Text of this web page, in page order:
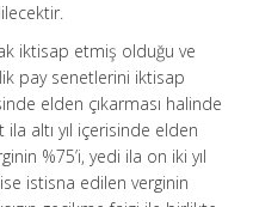
iktisap etmiş olduğu ve
pay senetlerini iktisap
elden çıkarması halinde
altı yıl içerisinde elden
%75’i, yedi ila on iki yıl
istisna edilen verginin